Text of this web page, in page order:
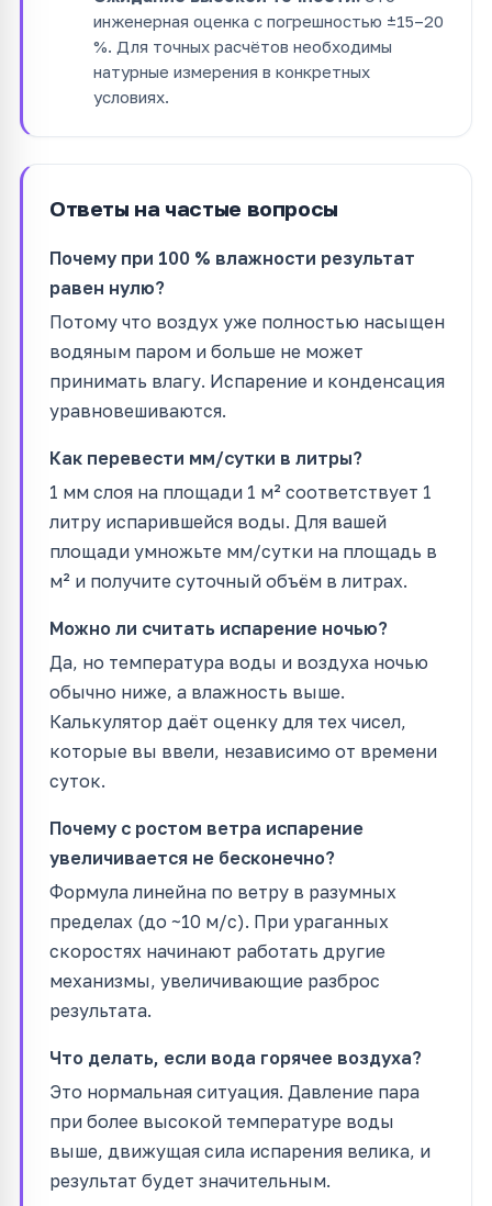
инженерная оценка с погрешностью ±15–20
%. Для точных расчётов необходимы
натурные измерения в конкретных
условиях.
Ответы на частые вопросы
Почему при 100 % влажности результат
равен нулю?
Потому что воздух уже полностью насыщен
водяным паром и больше не может
принимать влагу. Испарение и конденсация
уравновешиваются.
Как перевести мм/сутки в литры?
1 мм слоя на площади 1 м² соответствует 1
литру испарившейся воды. Для вашей
площади умножьте мм/сутки на площадь в
м² и получите суточный объём в литрах.
Можно ли считать испарение ночью?
Да, но температура воды и воздуха ночью
обычно ниже, а влажность выше.
Калькулятор даёт оценку для тех чисел,
которые вы ввели, независимо от времени
суток.
Почему с ростом ветра испарение
увеличивается не бесконечно?
Формула линейна по ветру в разумных
пределах (до ~10 м/с). При ураганных
скоростях начинают работать другие
механизмы, увеличивающие разброс
результата.
Что делать, если вода горячее воздуха?
Это нормальная ситуация. Давление пара
при более высокой температуре воды
выше, движущая сила испарения велика, и
результат будет значительным.